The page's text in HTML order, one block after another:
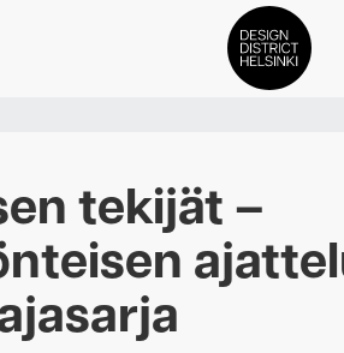
Find –
Jäsenet
tekijät –